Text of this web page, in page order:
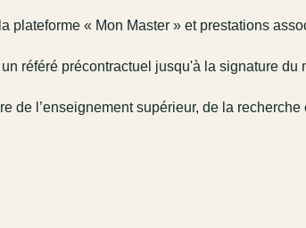
plateforme « Mon Master » et prestations
référé précontractuel jusqu'à la signature
de l’enseignement supérieur, de la